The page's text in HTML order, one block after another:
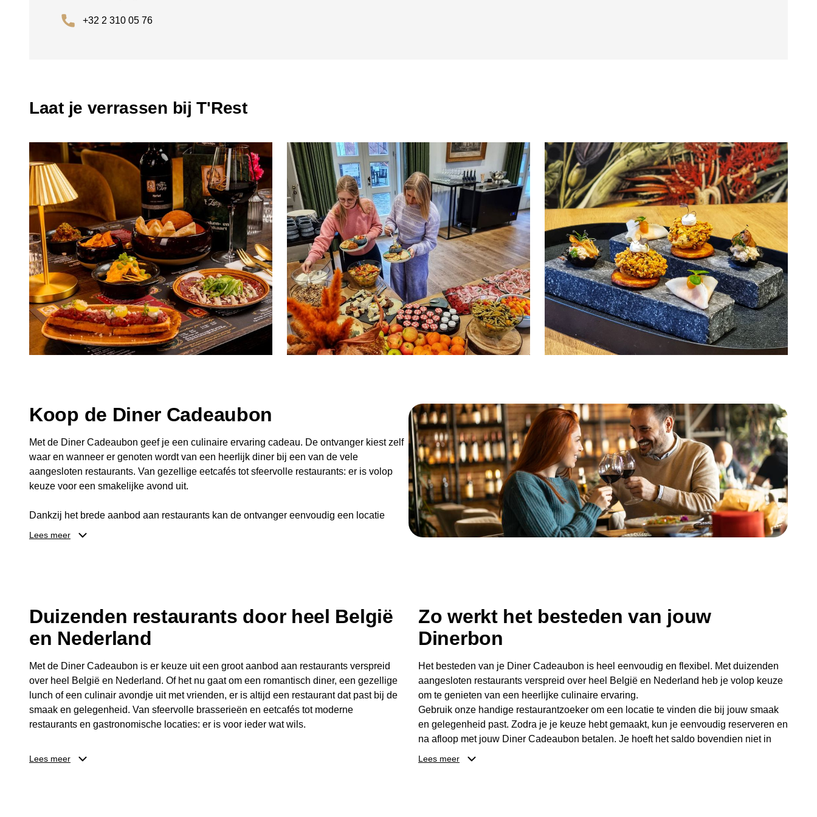
Openingstijden:
T’Rest is uitsluitend geopend op reservatie.
Bekijk de actuele momenten via de website.
+32 2 310 05 76
Laat je verrassen bij T'Rest
Koop de Diner Cadeaubon
Met de Diner Cadeaubon geef je een culinaire ervaring cadeau. De ontvanger kiest zelf
waar en wanneer er genoten wordt van een heerlijk diner bij een van de vele
aangesloten restaurants. Van gezellige eetcafés tot sfeervolle restaurants: er is volop
keuze voor een smakelijke avond uit.
Dankzij het brede aanbod aan restaurants kan de ontvanger eenvoudig een locatie
kiezen die past bij de smaak en gelegenheid. Zo geeft de Diner Cadeaubon niet alleen
Lees meer
Duizenden restaurants door heel België
en Nederland
Met de Diner Cadeaubon is er keuze uit een groot aanbod aan restaurants verspreid
over heel België en Nederland. Of het nu gaat om een romantisch diner, een gezellige
lunch of een culinair avondje uit met vrienden, er is altijd een restaurant dat past bij de
smaak en gelegenheid. Van sfeervolle brasserieën en eetcafés tot moderne
restaurants en gastronomische locaties: er is voor ieder wat wils.
Dankzij het brede aanbod is er altijd een restaurant in de buurt, bijvoorbeeld in
Lees meer
Zo werkt het besteden van jouw
Dinerbon
Het besteden van je Diner Cadeaubon is heel eenvoudig en flexibel. Met duizenden
aangesloten restaurants verspreid over heel België en Nederland heb je volop keuze
om te genieten van een heerlijke culinaire ervaring.
Gebruik onze handige restaurantzoeker om een locatie te vinden die bij jouw smaak
en gelegenheid past. Zodra je je keuze hebt gemaakt, kun je eenvoudig reserveren en
na afloop met jouw Diner Cadeaubon betalen. Je hoeft het saldo bovendien niet in
één keer te besteden. Het resterende bedrag blijft gewoon op de bon staan en kan
Lees meer